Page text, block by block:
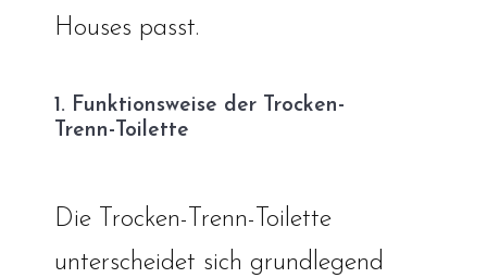
Houses passt.
1. Funktionsweise der Trocken-
Trenn-Toilette
Die Trocken-Trenn-Toilette
unterscheidet sich grundlegend